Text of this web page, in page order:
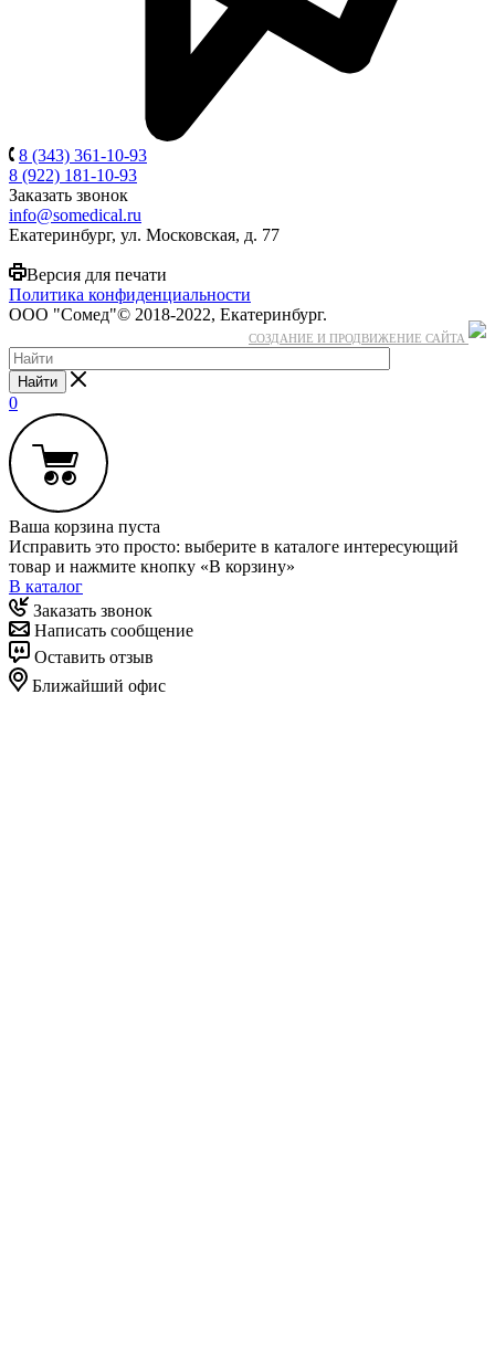
8 (343) 361-10-93
8 (922) 181-10-93
Заказать звонок
info@somedical.ru
Екатеринбург, ул. Московская, д. 77
Версия для печати
Политика конфиденциальности
ООО "Сомед"© 2018-2022, Екатеринбург.
СОЗДАНИЕ И ПРОДВИЖЕНИЕ САЙТА
Найти
0
Ваша корзина пуста
Исправить это просто: выберите в каталоге интересующий
товар и нажмите кнопку «В корзину»
В каталог
Заказать звонок
Написать сообщение
Оставить отзыв
Ближайший офис